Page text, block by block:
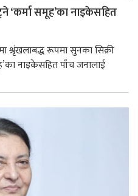
‘कर्मा समूह’का नाइकेसहित
श्रृंखलाबद्ध रूपमा सुनका सिक्री
नाइकेसहित पाँच जनालाई